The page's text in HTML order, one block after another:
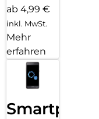
ab 4,99 €
inkl. MwSt.
Mehr
erfahren
Smartphone